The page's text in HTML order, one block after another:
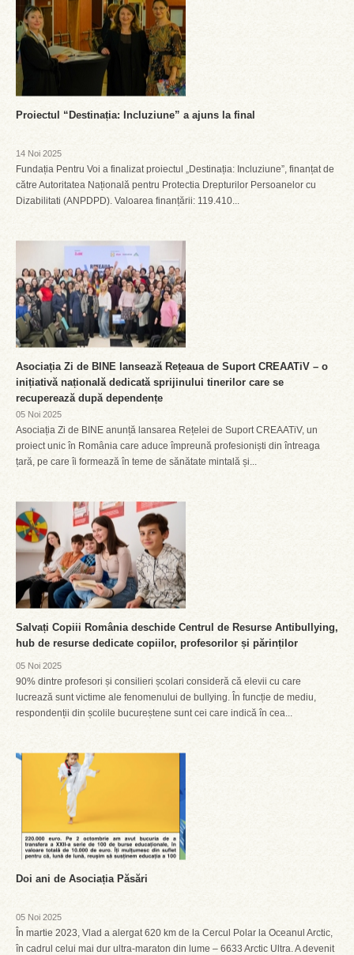
Proiectul “Destinația: Incluziune” a ajuns la final
14 Noi 2025
Fundația Pentru Voi a finalizat proiectul „Destinația: Incluziune”, finanțat de
către Autoritatea Națională pentru Protectia Drepturilor Persoanelor cu
Dizabilitati (ANPDPD). Valoarea finanțării: 119.410...
Asociația Zi de BINE lansează Rețeaua de Suport CREAATiV – o
inițiativă națională dedicată sprijinului tinerilor care se
recuperează după dependențe
05 Noi 2025
Asociația Zi de BINE anunță lansarea Rețelei de Suport CREAATiV, un
proiect unic în România care aduce împreună profesioniști din întreaga
țară, pe care îi formează în teme de sănătate mintală și...
Salvați Copiii România deschide Centrul de Resurse Antibullying,
hub de resurse dedicate copiilor, profesorilor și părinților
05 Noi 2025
90% dintre profesori și consilieri școlari consideră că elevii cu care
lucrează sunt victime ale fenomenului de bullying. În funcție de mediu,
respondenții din școlile bucureștene sunt cei care indică în cea...
Doi ani de Asociația Păsări
05 Noi 2025
În martie 2023, Vlad a alergat 620 km de la Cercul Polar la Oceanul Arctic,
în cadrul celui mai dur ultra-maraton din lume – 6633 Arctic Ultra. A devenit